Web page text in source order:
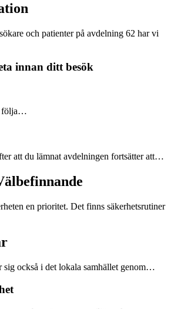
och patienter på avdelning 62 har vi
innan ditt besök
följa…
att du lämnat avdelningen fortsätter att…
en prioritet. Det finns säkerhetsrutiner
sig också i det lokala samhället genom…